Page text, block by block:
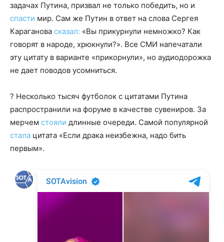
задачах Путина, призвал не только победить, но и
спасти мир. Сам же Путин в ответ на слова Сергея
Караганова сказал: «Вы прикурнули немножко? Как
говорят в народе, хрюкнули?». Все СМИ напечатали
эту цитату в варианте «прикорнули», но аудиодорожка
не дает поводов усомниться.
? Несколько тысяч футболок с цитатами Путина
распространили на форуме в качестве сувениров. За
мерчем стояли длинные очереди. Самой популярной
стала цитата «Если драка неизбежна, надо бить
первым».